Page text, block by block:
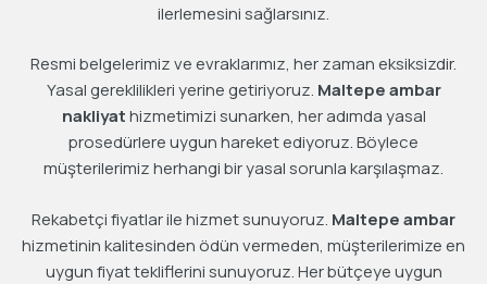
ilerlemesini sağlarsınız.
Resmi belgelerimiz ve evraklarımız, her zaman eksiksizdir.
Yasal gereklilikleri yerine getiriyoruz. Maltepe ambar
nakliyathizmetimizi sunarken, her adımda yasal
prosedürlere uygun hareket ediyoruz. Böylece
müşterilerimiz herhangi bir yasal sorunla karşılaşmaz.
Rekabetçi fiyatlar ile hizmet sunuyoruz. Maltepe ambar
hizmetinin kalitesinden ödün vermeden, müşterilerimize en
uygun fiyat tekliflerini sunuyoruz. Her bütçeye uygun